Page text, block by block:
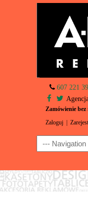
607 221
Zamówienie
Zaloguj
Navigation